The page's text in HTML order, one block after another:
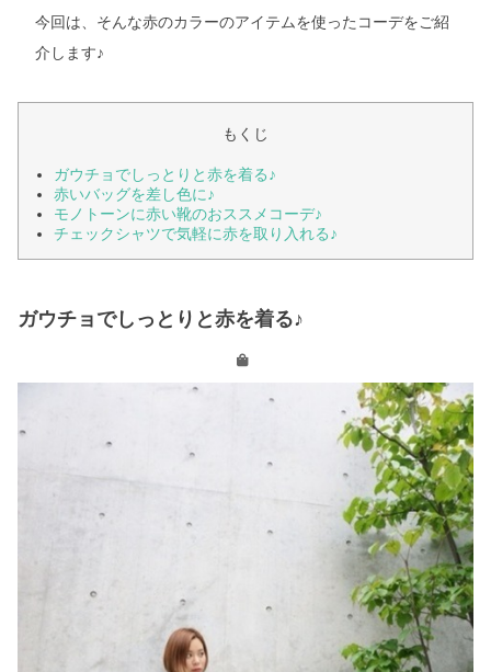
今回は、そんな赤のカラーのアイテムを使ったコーデをご紹
介します♪
もくじ
ガウチョでしっとりと赤を着る♪
赤いバッグを差し色に♪
モノトーンに赤い靴のおススメコーデ♪
チェックシャツで気軽に赤を取り入れる♪
ガウチョでしっとりと赤を着る♪